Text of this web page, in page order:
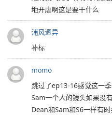
地开虐啊这是要干什么
浦风迥异
补标
momo
跳过了ep13-16感觉这一
Sam一个人的镜头如果没
Dean和Sam和S6一样有